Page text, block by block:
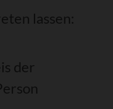
lassen:
der